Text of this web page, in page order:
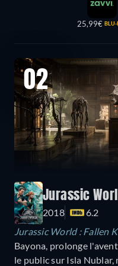
25,99€ BLU-
02
Jurassic
2018
6.2
Jurassic World : Fallen
Bayona, prolonge
le public sur Isla Nublar,